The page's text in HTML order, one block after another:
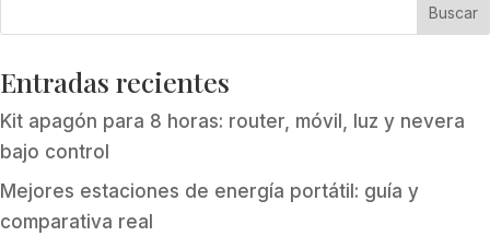
Entradas recientes
Kit apagón para 8 horas: router, móvil, luz y nevera
bajo control
Mejores estaciones de energía portátil: guía y
comparativa real